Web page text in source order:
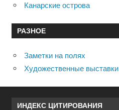
Канарские острова
РАЗНОЕ
Заметки на полях
Художественные выставки
ИНДЕКС ЦИТИРОВАНИЯ